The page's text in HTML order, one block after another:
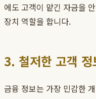
에도 고객이 맡긴 자금을
장치 역할을 합니다.
3. 철저한 고객
금융 정보는 가장 민감한